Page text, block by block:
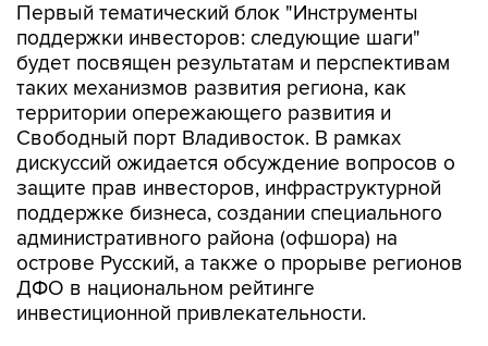
Первый тематический блок "Инструменты
поддержки инвесторов: следующие шаги"
будет посвящен результатам и перспективам
таких механизмов развития региона, как
территории опережающего развития и
Свободный порт Владивосток. В рамках
дискуссий ожидается обсуждение вопросов о
защите прав инвесторов, инфраструктурной
поддержке бизнеса, создании специального
административного района (офшора) на
острове Русский, а также о прорыве регионов
ДФО в национальном рейтинге
инвестиционной привлекательности.